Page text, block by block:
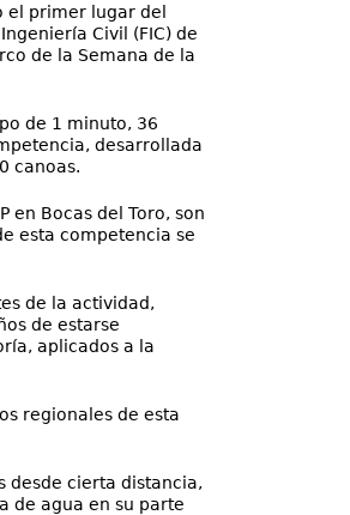
el primer lugar del
Civil (FIC) de
de la Semana de la
de 1 minuto, 36
desarrollada
canoas.
en Bocas del Toro, son
esta competencia se
de la actividad,
de estarse
aplicados a la
regionales de esta
desde cierta distancia,
de agua en su parte